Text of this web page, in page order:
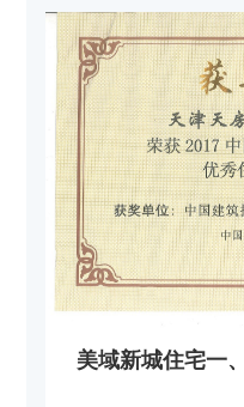
美域新城住宅一